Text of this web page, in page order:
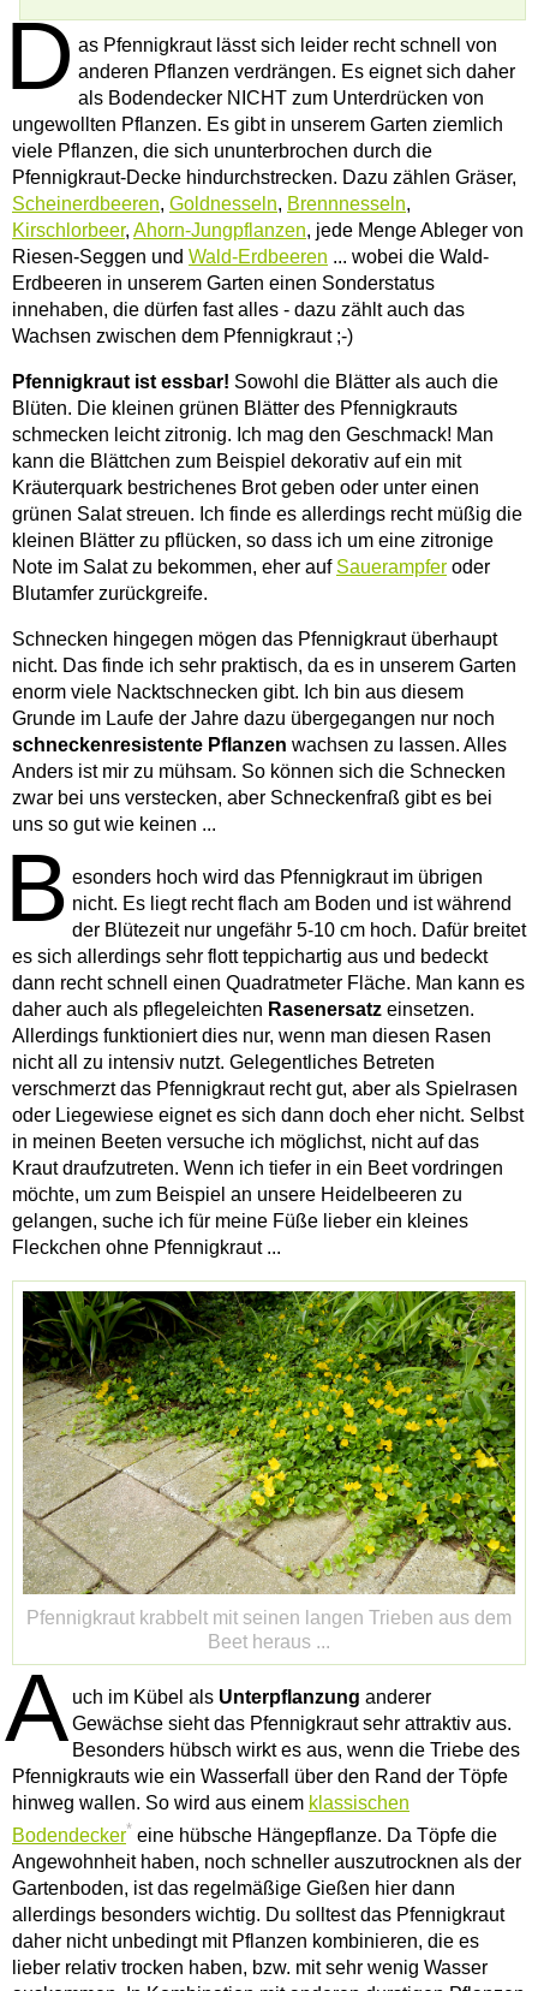
Das Pfennigkraut lässt sich leider recht schnell von
anderen Pflanzen verdrängen. Es eignet sich daher
als Bodendecker NICHT zum Unterdrücken von
ungewollten Pflanzen. Es gibt in unserem Garten ziemlich
viele Pflanzen, die sich ununterbrochen durch die
Pfennigkraut-Decke hindurchstrecken. Dazu zählen Gräser,
Scheinerdbeeren, Goldnesseln, Brennnesseln,
Kirschlorbeer, Ahorn-Jungpflanzen, jede Menge Ableger von
Riesen-Seggen und Wald-Erdbeeren ... wobei die Wald-
Erdbeeren in unserem Garten einen Sonderstatus
innehaben, die dürfen fast alles - dazu zählt auch das
Wachsen zwischen dem Pfennigkraut ;-)
Pfennigkraut ist essbar! Sowohl die Blätter als auch die
Blüten. Die kleinen grünen Blätter des Pfennigkrauts
schmecken leicht zitronig. Ich mag den Geschmack! Man
kann die Blättchen zum Beispiel dekorativ auf ein mit
Kräuterquark bestrichenes Brot geben oder unter einen
grünen Salat streuen. Ich finde es allerdings recht müßig die
kleinen Blätter zu pflücken, so dass ich um eine zitronige
Note im Salat zu bekommen, eher auf Sauerampfer oder
Blutamfer zurückgreife.
Schnecken hingegen mögen das Pfennigkraut überhaupt
nicht. Das finde ich sehr praktisch, da es in unserem Garten
enorm viele Nacktschnecken gibt. Ich bin aus diesem
Grunde im Laufe der Jahre dazu übergegangen nur noch
schneckenresistente Pflanzen wachsen zu lassen. Alles
Anders ist mir zu mühsam. So können sich die Schnecken
zwar bei uns verstecken, aber Schneckenfraß gibt es bei
uns so gut wie keinen ...
B esonders hoch wird das Pfennigkraut im übrigen
nicht. Es liegt recht flach am Boden und ist während
der Blütezeit nur ungefähr 5-10 cm hoch. Dafür breitet
es sich allerdings sehr flott teppichartig aus und bedeckt
dann recht schnell einen Quadratmeter Fläche. Man kann es
daher auch als pflegeleichten Rasenersatz einsetzen.
Allerdings funktioniert dies nur, wenn man diesen Rasen
nicht all zu intensiv nutzt. Gelegentliches Betreten
verschmerzt das Pfennigkraut recht gut, aber als Spielrasen
oder Liegewiese eignet es sich dann doch eher nicht. Selbst
in meinen Beeten versuche ich möglichst, nicht auf das
Kraut draufzutreten. Wenn ich tiefer in ein Beet vordringen
möchte, um zum Beispiel an unsere Heidelbeeren zu
gelangen, suche ich für meine Füße lieber ein kleines
Fleckchen ohne Pfennigkraut ...
Pfennigkraut krabbelt mit seinen langen Trieben aus dem
Beet heraus ...
A uch im Kübel als Unterpflanzung anderer
Gewächse sieht das Pfennigkraut sehr attraktiv aus.
Besonders hübsch wirkt es aus, wenn die Triebe des
Pfennigkrauts wie ein Wasserfall über den Rand der Töpfe
hinweg wallen. So wird aus einem klassischen
Bodendecker* eine hübsche Hängepflanze. Da Töpfe die
Angewohnheit haben, noch schneller auszutrocknen als der
Gartenboden, ist das regelmäßige Gießen hier dann
allerdings besonders wichtig. Du solltest das Pfennigkraut
daher nicht unbedingt mit Pflanzen kombinieren, die es
lieber relativ trocken haben, bzw. mit sehr wenig Wasser